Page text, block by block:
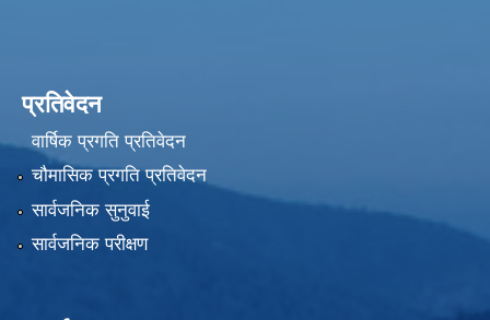
प्रतिवेदन
वार्षिक प्रगति प्रतिवेदन
चौमासिक प्रगति प्रतिवेदन
सार्वजनिक सुनुवाई
सार्वजनिक परीक्षण